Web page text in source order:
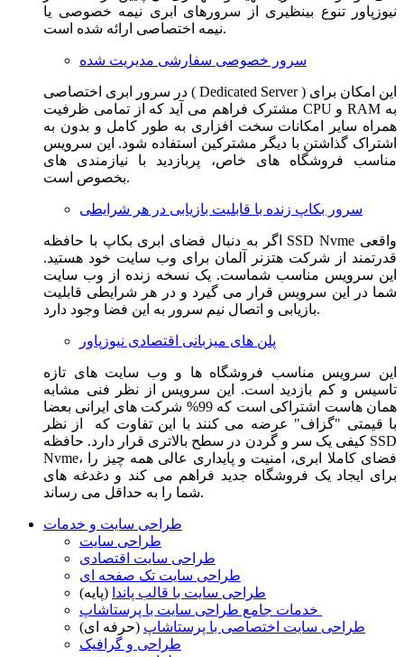
نیوزپاور تنوع بینظیری از سرورهای ابری نیمه خصوصی یا
نیمه اختصاصی ارائه شده است.
سرور خصوصی سفارشی مدیریت شده
در سرور ابری اختصاصی ( Dedicated Server ) این امکان برای
مشترک فراهم می آید که از تمامی ظرفیت CPU و RAM به
همراه سایر امکانات سخت افزاری به طور کامل و بدون به
اشتراک گذاشتن با دیگر مشترکین استفاده شود. این سرویس
مناسب فروشگاه های خاص، پربازدید با نیازمندی های
بخصوص است.
سرور بکاپ زنده با قابلیت بازیابی در هر شرایطی
اگر به دنبال فضای ابری بکاپ با حافظه SSD Nvme واقعی
قدرتمند از شرکت هتزنر آلمان برای وب سایت خود هستید.
این سرویس مناسب شماست. یک نسخه زنده از وب سایت
شما در این سرویس قرار می گیرد و در هر شرایطی قابلیت
بازیابی و اتصال نیم سرور به این فضا وجود دارد.
پلن های میزبانی اقتصادی نیوزپاور
این سرویس مناسب فروشگاه ها و وب سایت های تازه
تاسیس و کم بازدید است. این سرویس از نظر فنی مشابه
همان هاست اشتراکی است که 99% شرکت های ایرانی بعضا
با قیمتی "گزاف" عرضه می کنند با این تفاوت که از نظر
کیفی یک سر و گردن در سطح بالاتری قرار دارد. حافظه SSD
Nvme، فضای کاملا ابری، امنیت و پایداری عالی همه چیز را
برای ایجاد یک فروشگاه جدید فراهم می کند و دغدغه های
شما را به حداقل می رساند.
طراحی سایت و خدمات
طراحی سایت
طراحی سایت اقتصادی
طراحی سایت تک صفحه ای
طراحی سایت با قالب پاندا (پایه)
طراحی سایت اختصاصی با پرستاشاپ (حرفه ای)
طراحی و گرافیک